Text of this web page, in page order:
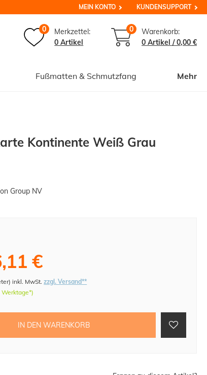
MEIN KONTO KUNDENSUPPORT
0
Merkzettel:
0 Artikel
0
Warenkorb:
0 Artikel /0,00 €
Fußmatten & Schmutzfang Mehr
Kontinente Weiß Grau
Group NV
€
)inkl. MwSt.zzgl. Versand**
IN DEN WARENKORB